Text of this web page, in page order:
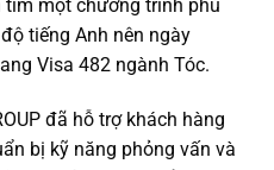
một chương trình phù
tiếng Anh nên ngày
Visa 482 ngành Tóc.
đã hỗ trợ khách hàng
bị kỹ năng phỏng vấn và